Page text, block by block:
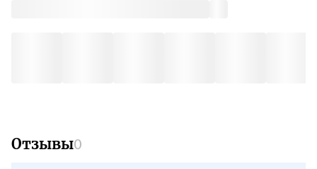
Отзывы0